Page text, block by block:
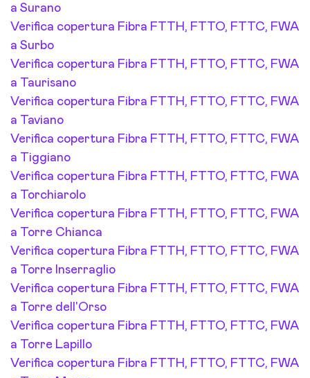
a Surano
Verifica copertura Fibra FTTH, FTTO, FTTC, FWA
a Surbo
Verifica copertura Fibra FTTH, FTTO, FTTC, FWA
a Taurisano
Verifica copertura Fibra FTTH, FTTO, FTTC, FWA
a Taviano
Verifica copertura Fibra FTTH, FTTO, FTTC, FWA
a Tiggiano
Verifica copertura Fibra FTTH, FTTO, FTTC, FWA
a Torchiarolo
Verifica copertura Fibra FTTH, FTTO, FTTC, FWA
a Torre Chianca
Verifica copertura Fibra FTTH, FTTO, FTTC, FWA
a Torre Inserraglio
Verifica copertura Fibra FTTH, FTTO, FTTC, FWA
a Torre dell'Orso
Verifica copertura Fibra FTTH, FTTO, FTTC, FWA
a Torre Lapillo
Verifica copertura Fibra FTTH, FTTO, FTTC, FWA